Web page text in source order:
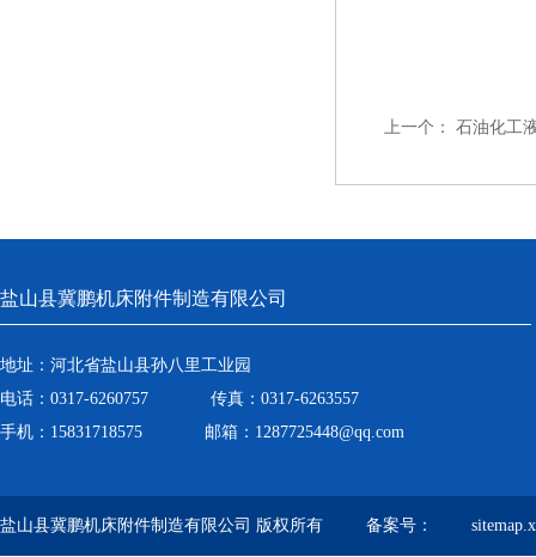
上一个： 石油化工
盐山县冀鹏机床附件制造有限公司
地址：河北省盐山县孙八里工业园
电话：0317-6260757 传真：0317-6263557
手机：15831718575 邮箱：1287725448@qq.com
盐山县冀鹏机床附件制造有限公司 版权所有 备案号：